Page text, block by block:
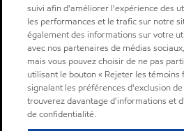
suivi afin d'améliorer l'expérience des
les performances et le trafic sur notre
également des informations sur votre
avec nos partenaires de médias
mais vous pouvez choisir de ne pas
utilisant le bouton « Rejeter les témoins
signalant les préférences d'exclusion
trouverez davantage d'informations et
de confidentialité.